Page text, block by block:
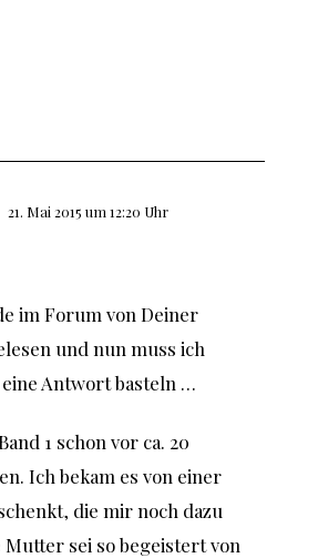
21. Mai 2015 um 12:20 Uhr
im Forum von Deiner
und nun muss ich
Antwort basteln …
1 schon vor ca. 20
Ich bekam es von einer
die mir noch dazu
sei so begeistert von